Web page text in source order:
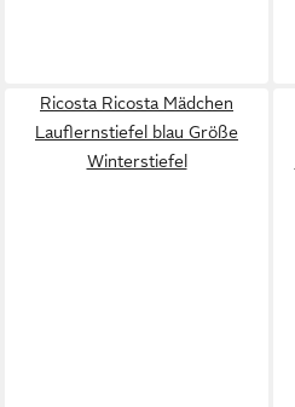
Ricosta Ricosta Mädchen
Lauflernstiefel blau Größe
Winterstiefel